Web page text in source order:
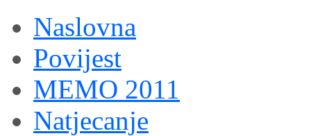
Naslovna
Povijest
MEMO 2011
Natjecanje